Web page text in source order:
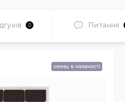
0 Питання
немає в наявності